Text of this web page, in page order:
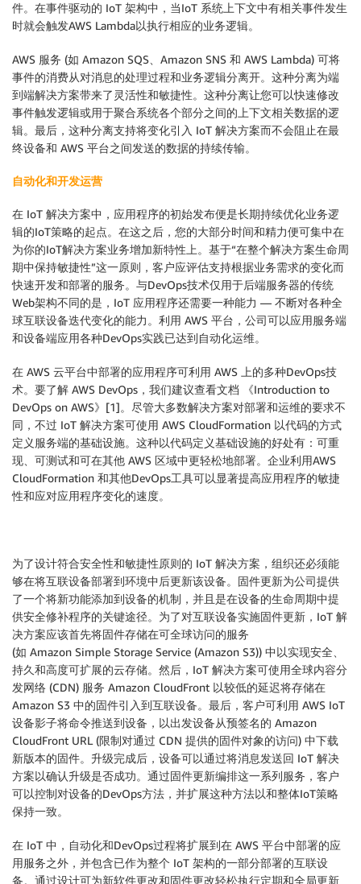
件。在事件驱动的 IoT 架构中，当IoT 系统上下文中有相关事件发生
时就会触发AWS Lambda以执行相应的业务逻辑。
AWS 服务 (如 Amazon SQS、Amazon SNS 和 AWS Lambda) 可将
事件的消费从对消息的处理过程和业务逻辑分离开。这种分离为端
到端解决方案带来了灵活性和敏捷性。这种分离让您可以快速修改
事件触发逻辑或用于聚合系统各个部分之间的上下文相关数据的逻
辑。最后，这种分离支持将变化引入 IoT 解决方案而不会阻止在最
终设备和 AWS 平台之间发送的数据的持续传输。
自动化和开发运营
在 IoT 解决方案中，应用程序的初始发布便是长期持续优化业务逻
辑的IoT策略的起点。在这之后，您的大部分时间和精力便可集中在
为你的IoT解决方案业务增加新特性上。基于“在整个解决方案生命周
期中保持敏捷性”这一原则，客户应评估支持根据业务需求的变化而
快速开发和部署的服务。与DevOps技术仅用于后端服务器的传统
Web架构不同的是，IoT 应用程序还需要一种能力 — 不断对各种全
球互联设备迭代变化的能力。利用 AWS 平台，公司可以应用服务端
和设备端应用各种DevOps实践已达到自动化运维。
在 AWS 云平台中部署的应用程序可利用 AWS 上的多种DevOps技
术。要了解 AWS DevOps，我们建议查看文档 《Introduction to
DevOps on AWS》[1]。尽管大多数解决方案对部署和运维的要求不
同，不过 IoT 解决方案可使用 AWS CloudFormation 以代码的方式
定义服务端的基础设施。这种以代码定义基础设施的好处有：可重
现、可测试和可在其他 AWS 区域中更轻松地部署。企业利用AWS
CloudFormation 和其他DevOps工具可以显著提高应用程序的敏捷
性和应对应用程序变化的速度。
为了设计符合安全性和敏捷性原则的 IoT 解决方案，组织还必须能
够在将互联设备部署到环境中后更新该设备。固件更新为公司提供
了一个将新功能添加到设备的机制，并且是在设备的生命周期中提
供安全修补程序的关键途径。为了对互联设备实施固件更新，IoT 解
决方案应该首先将固件存储在可全球访问的服务
(如 Amazon Simple Storage Service (Amazon S3)) 中以实现安全、
持久和高度可扩展的云存储。然后，IoT 解决方案可使用全球内容分
发网络 (CDN) 服务 Amazon CloudFront 以较低的延迟将存储在
Amazon S3 中的固件引入到互联设备。最后，客户可利用 AWS IoT
设备影子将命令推送到设备，以出发设备从预签名的 Amazon
CloudFront URL (限制对通过 CDN 提供的固件对象的访问) 中下载
新版本的固件。升级完成后，设备可以通过将消息发送回 IoT 解决
方案以确认升级是否成功。通过固件更新编排这一系列服务，客户
可以控制对设备的DevOps方法，并扩展这种方法以和整体IoT策略
保持一致。
在 IoT 中，自动化和DevOps过程将扩展到在 AWS 平台中部署的应
用服务之外，并包含已作为整个 IoT 架构的一部分部署的互联设
备。通过设计可为新软件更改和固件更改轻松执行定期和全局更新